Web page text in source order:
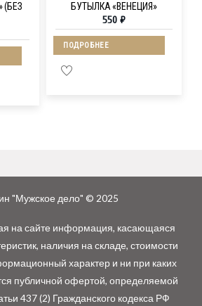
(БЕЗ
БУТЫЛКА «ВЕНЕЦИЯ»
550₽
ПОДРОБНЕЕ
"Мужское дело" © 2025
на сайте информация, касающаяся
наличия на складе, стоимости
характер и ни при каких
публичной офертой, определяемой
437 (2) Гражданского кодекса РФ